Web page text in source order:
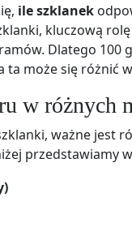
ile szklanek
kluczową
Dlatego
ta może się różnić
w różnych
ważne jest
przedstawiamy